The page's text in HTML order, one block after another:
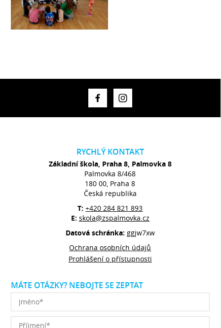
RYCHLÝ KONTAKT
Základní škola, Praha 8, Palmovka 8
Palmovka 8/468
180 00, Praha 8
Česká republika
T:+420 284 821 893
E: skola@zspalmovka.cz
Datová schránka: ggjw7xw
Ochrana osobních údajů
Prohlášení o přístupnosti
MÁTE OTÁZKY? NEBOJTE SE ZEPTAT